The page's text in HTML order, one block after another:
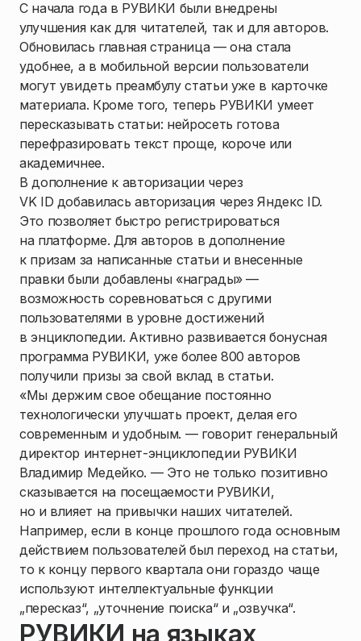
С начала года в РУВИКИ были внедрены
улучшения как для читателей, так и для авторов.
Обновилась главная страница — она стала
удобнее, а в мобильной версии пользователи
могут увидеть преамбулу статьи уже в карточке
материала. Кроме того, теперь РУВИКИ умеет
пересказывать статьи: нейросеть готова
перефразировать текст проще, короче или
академичнее.
В дополнение к авторизации через
VK ID добавилась авторизация через Яндекс ID.
Это позволяет быстро регистрироваться
на платформе. Для авторов в дополнение
к призам за написанные статьи и внесенные
правки были добавлены «награды» —
возможность соревноваться с другими
пользователями в уровне достижений
в энциклопедии. Активно развивается бонусная
программа РУВИКИ, уже более 800 авторов
получили призы за свой вклад в статьи.
«Мы держим свое обещание постоянно
технологически улучшать проект, делая его
современным и удобным. — говорит генеральный
директор интернет-энциклопедии РУВИКИ
Владимир Медейко. — Это не только позитивно
сказывается на посещаемости РУВИКИ,
но и влияет на привычки наших читателей.
Например, если в конце прошлого года основным
действием пользователей был переход на статьи,
то к концу первого квартала они гораздо чаще
используют интеллектуальные функции
„пересказ“, „уточнение поиска“ и „озвучка“.
РУВИКИ на языках